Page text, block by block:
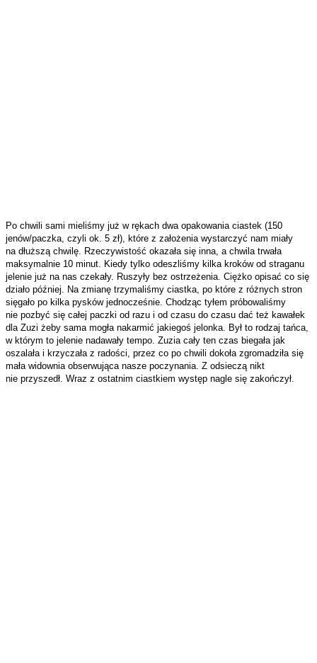
Po chwili sami mieliśmy już w rękach dwa opakowania ciastek (150
jenów/paczka, czyli ok. 5 zł), które z założenia wystarczyć nam miały
na dłuższą chwilę. Rzeczywistość okazała się inna, a chwila trwała
maksymalnie 10 minut. Kiedy tylko odeszliśmy kilka kroków od straganu
jelenie już na nas czekały. Ruszyły bez ostrzeżenia. Ciężko opisać co się
działo później. Na zmianę trzymaliśmy ciastka, po które z różnych stron
sięgało po kilka pysków jednocześnie. Chodząc tyłem próbowaliśmy
nie pozbyć się całej paczki od razu i od czasu do czasu dać też kawałek
dla Zuzi żeby sama mogła nakarmić jakiegoś jelonka. Był to rodzaj tańca,
w którym to jelenie nadawały tempo. Zuzia cały ten czas biegała jak
oszalała i krzyczała z radości, przez co po chwili dokoła zgromadziła się
mała widownia obserwująca nasze poczynania. Z odsieczą nikt
nie przyszedł. Wraz z ostatnim ciastkiem występ nagle się zakończył.